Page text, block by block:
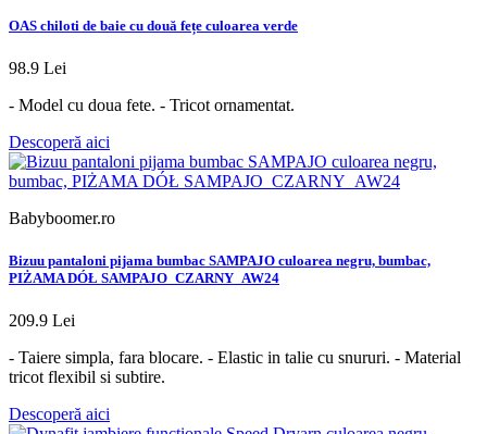
OAS chiloti de baie cu două fețe culoarea verde
98.9 Lei
- Model cu doua fete. - Tricot ornamentat.
Descoperă aici
Babyboomer.ro
Bizuu pantaloni pijama bumbac SAMPAJO culoarea negru, bumbac,
PIŻAMA DÓŁ SAMPAJO_CZARNY_AW24
209.9 Lei
- Taiere simpla, fara blocare. - Elastic in talie cu snururi. - Material
tricot flexibil si subtire.
Descoperă aici